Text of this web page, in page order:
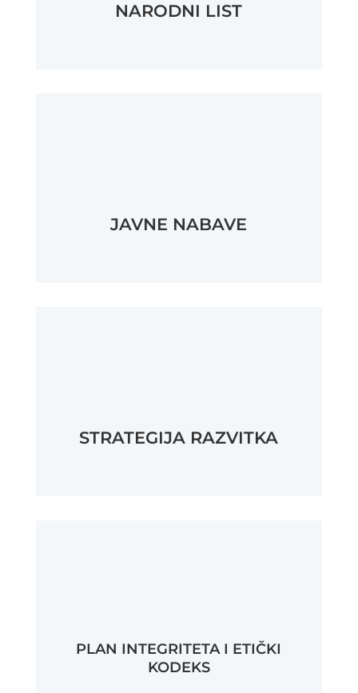
NARODNI LIST
JAVNE NABAVE
STRATEGIJA RAZVITKA
PLAN INTEGRITETA I ETIČKI
KODEKS